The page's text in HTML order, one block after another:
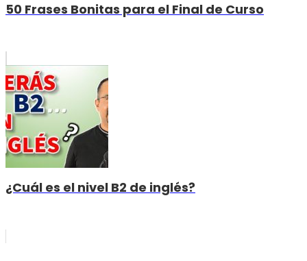
50 Frases Bonitas para el Final de Curso
¿Cuál es el nivel B2 de inglés?